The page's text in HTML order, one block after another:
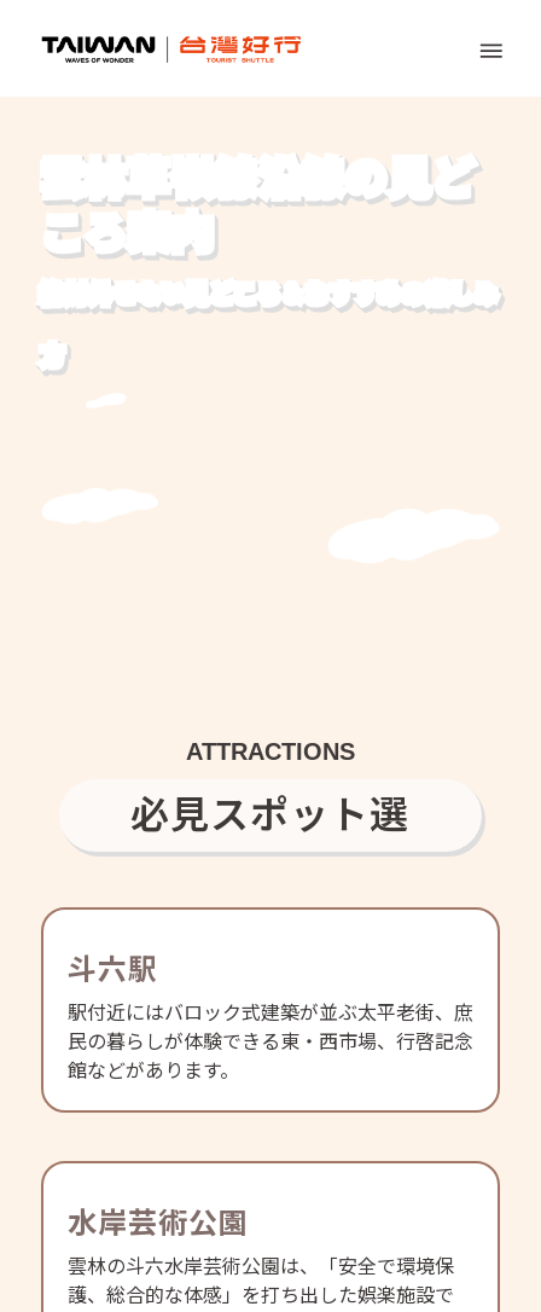
雲林草嶺線沿線の見ど
ころ案内
絶対外せない見どころ＆おすすめの楽しみ
方
ATTRACTIONS
必見スポット選
斗六駅
駅付近にはバロック式建築が並ぶ太平老街、庶
民の暮らしが体験できる東・西市場、行啓記念
館などがあります。
水岸芸術公園
雲林の斗六水岸芸術公園は、「安全で環境保
護、総合的な体感」を打ち出した娯楽施設で